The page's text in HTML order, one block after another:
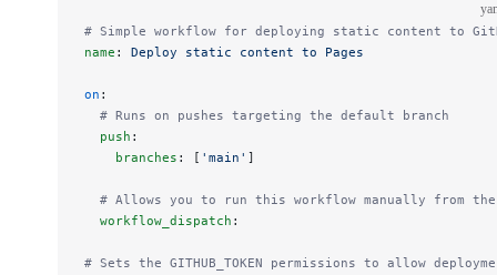
# Simple workflow for deploying static content to
name : Deploy static content to Pages
on :
  # Runs on pushes targeting the default branch
  push
:
    branches
: [ 'main' ]
# Allows you to run this workflow manually from
  workflow_dispatch
:
# Sets the GITHUB_TOKEN permissions to allow